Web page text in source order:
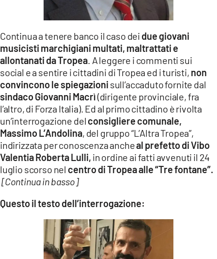
LACAPITALENEWS.IT
App
ANDROID
APPLE
Continua a tenere banco il caso dei due giovani
musicisti marchigiani multati, maltrattati e
allontanati da Tropea. A leggere i commenti sui
social e a sentire i cittadini di Tropea ed i turisti, non
convincono le spiegazioni sull’accaduto fornite dal
sindaco Giovanni Macrì(dirigente provinciale, fra
l’altro, di Forza Italia). Ed al primo cittadino è rivolta
un’interrogazione del consigliere comunale,
Massimo L’Andolina, del gruppo “L’Altra Tropea”,
indirizzata per conoscenza ancheal prefetto di Vibo
Valentia Roberta Lulli, in ordine ai fatti avvenuti il 24
luglio scorso nel centro di Tropea alle “Tre fontane”.
[Continua in basso]
Questo il testo dell’interrogazione: